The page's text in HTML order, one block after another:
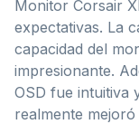
Monitor Corsair
expectativas. La
capacidad del
impresionante.
OSD fue intuitiva
realmente